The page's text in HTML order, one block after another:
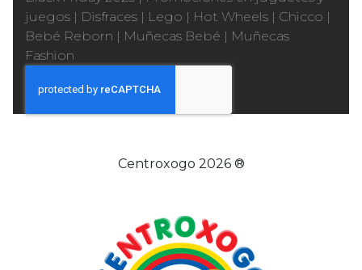
juegos | Disfraces | Lego | Hot Wheels | Chicco |
Bebé Reborn | Muñecas Bebé | Muñecas
Fashion
Centroxogo 2026 ®